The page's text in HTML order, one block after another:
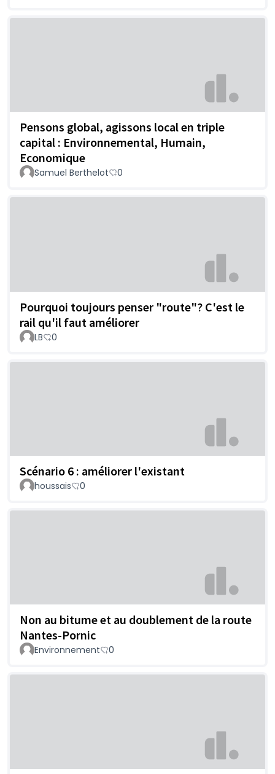
Pensons global, agissons local en triple
capital : Environnemental, Humain,
Economique
Samuel Berthelot 0
Pourquoi toujours penser "route"? C'est le
rail qu'il faut améliorer
LB 0
Scénario 6 : améliorer l'existant
houssais 0
Non au bitume et au doublement de la route
Nantes-Pornic
Environnement 0